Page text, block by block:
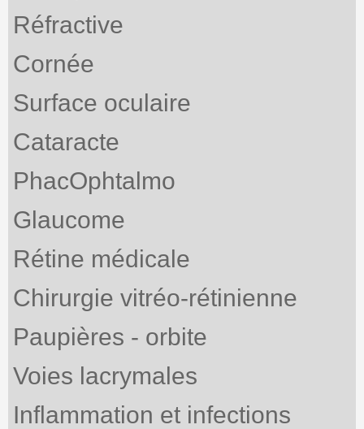
Réfractive
Cornée
Surface oculaire
Cataracte
PhacOphtalmo
Glaucome
Rétine médicale
Chirurgie vitréo-rétinienne
Paupières - orbite
Voies lacrymales
Inflammation et infections